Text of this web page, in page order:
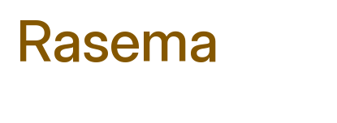
Rasema